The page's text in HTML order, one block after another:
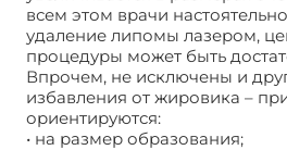
всем этом врачи
удаление липомы лазером,
процедуры может быть
Впрочем, не исключены и
избавления от жировика –
ориентируются:
• на размер образования;